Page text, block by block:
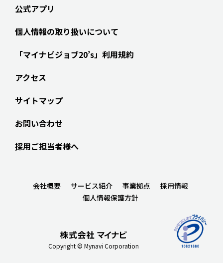
公式アプリ
個人情報の取り扱いについて
「マイナビジョブ20’s」利用規約
アクセス
サイトマップ
お問い合わせ
採用ご担当者様へ
Copyright © Mynavi Corporation
会社概要 サービス紹介 事業拠点
採用情報
個人情報保護方針